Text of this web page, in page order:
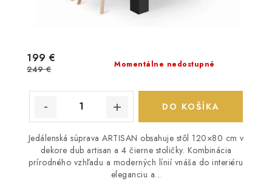
Momentálne nedostupné
199 €
249 €
DO KOŠÍKA
Jedálenská súprava ARTISAN obsahuje stôl 120×80 cm v
dekore dub artisan a 4 čierne stoličky. Kombinácia
prírodného vzhľadu a moderných línií vnáša do interiéru
eleganciu a...